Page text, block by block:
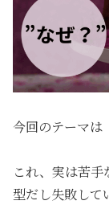
今回のテーマは
これ、実は苦手
型だし失敗して